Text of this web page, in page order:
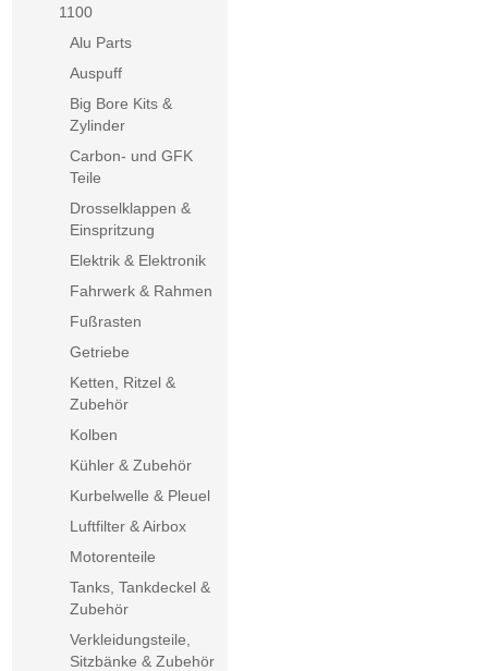
1100
Alu Parts
Auspuff
Big Bore Kits &
Zylinder
Carbon- und GFK
Teile
Drosselklappen &
Einspritzung
Elektrik & Elektronik
Fahrwerk & Rahmen
Fußrasten
Getriebe
Ketten, Ritzel &
Zubehör
Kolben
Kühler & Zubehör
Kurbelwelle & Pleuel
Luftfilter & Airbox
Motorenteile
Tanks, Tankdeckel &
Zubehör
Verkleidungsteile,
Sitzbänke & Zubehör